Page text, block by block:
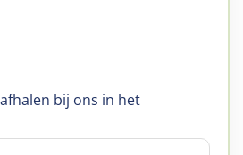
bij ons in het